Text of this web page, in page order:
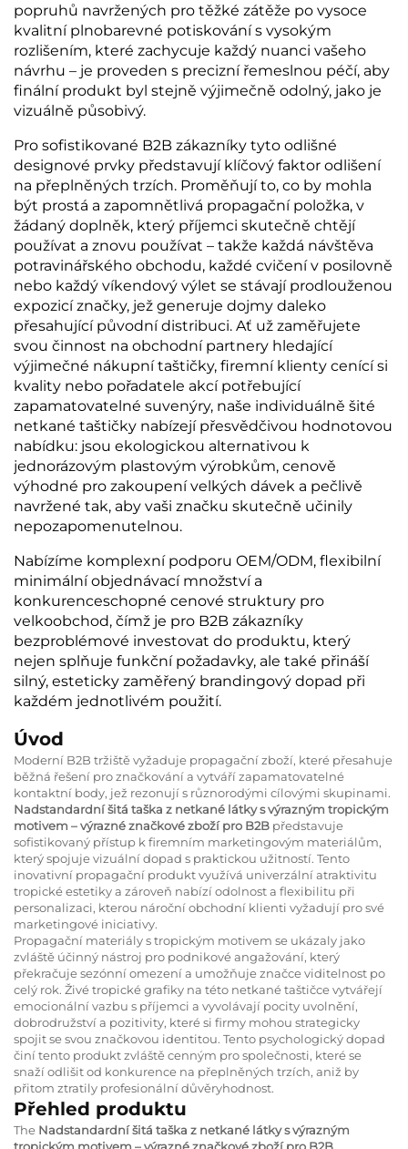
popruhů navržených pro těžké zátěže po vysoce
kvalitní plnobarevné potiskování s vysokým
rozlišením, které zachycuje každý nuanci vašeho
návrhu – je proveden s precizní řemeslnou péčí, aby
finální produkt byl stejně výjimečně odolný, jako je
vizuálně působivý.
Pro sofistikované B2B zákazníky tyto odlišné
designové prvky představují klíčový faktor odlišení
na přeplněných trzích. Proměňují to, co by mohla
být prostá a zapomnětlivá propagační položka, v
žádaný doplněk, který příjemci skutečně chtějí
používat a znovu používat – takže každá návštěva
potravinářského obchodu, každé cvičení v posilovně
nebo každý víkendový výlet se stávají prodlouženou
expozicí značky, jež generuje dojmy daleko
přesahující původní distribuci. Ať už zaměřujete
svou činnost na obchodní partnery hledající
výjimečné nákupní taštičky, firemní klienty cenící si
kvality nebo pořadatele akcí potřebující
zapamatovatelné suvenýry, naše individuálně šité
netkané taštičky nabízejí přesvědčivou hodnotovou
nabídku: jsou ekologickou alternativou k
jednorázovým plastovým výrobkům, cenově
výhodné pro zakoupení velkých dávek a pečlivě
navržené tak, aby vaši značku skutečně učinily
nepozapomenutelnou.
Nabízíme komplexní podporu OEM/ODM, flexibilní
minimální objednávací množství a
konkurenceschopné cenové struktury pro
velkoobchod, čímž je pro B2B zákazníky
bezproblémové investovat do produktu, který
nejen splňuje funkční požadavky, ale také přináší
silný, esteticky zaměřený brandingový dopad při
každém jednotlivém použití.
Úvod
Moderní B2B tržiště vyžaduje propagační zboží, které přesahuje
běžná řešení pro značkování a vytváří zapamatovatelné
kontaktní body, jež rezonují s různorodými cílovými skupinami.
Nadstandardní šitá taška z netkané látky s výrazným tropickým
motivem – výrazné značkové zboží pro B2B představuje
sofistikovaný přístup k firemním marketingovým materiálům,
který spojuje vizuální dopad s praktickou užitností. Tento
inovativní propagační produkt využívá univerzální atraktivitu
tropické estetiky a zároveň nabízí odolnost a flexibilitu při
personalizaci, kterou nároční obchodní klienti vyžadují pro své
marketingové iniciativy.
Propagační materiály s tropickým motivem se ukázaly jako
zvláště účinný nástroj pro podnikové angažování, který
překračuje sezónní omezení a umožňuje značce viditelnost po
celý rok. Živé tropické grafiky na této netkané taštičce vytvářejí
emocionální vazbu s příjemci a vyvolávají pocity uvolnění,
dobrodružství a pozitivity, které si firmy mohou strategicky
spojit se svou značkovou identitou. Tento psychologický dopad
činí tento produkt zvláště cenným pro společnosti, které se
snaží odlišit od konkurence na přeplněných trzích, aniž by
přitom ztratily profesionální důvěryhodnost.
Přehled produktu
The Nadstandardní šitá taška z netkané látky s výrazným
tropickým motivem – výrazné značkové zboží pro B2B